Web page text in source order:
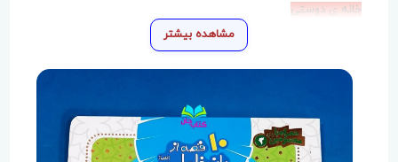
خانه ی دوستی
انار شیرین
مشاهده بیشتر